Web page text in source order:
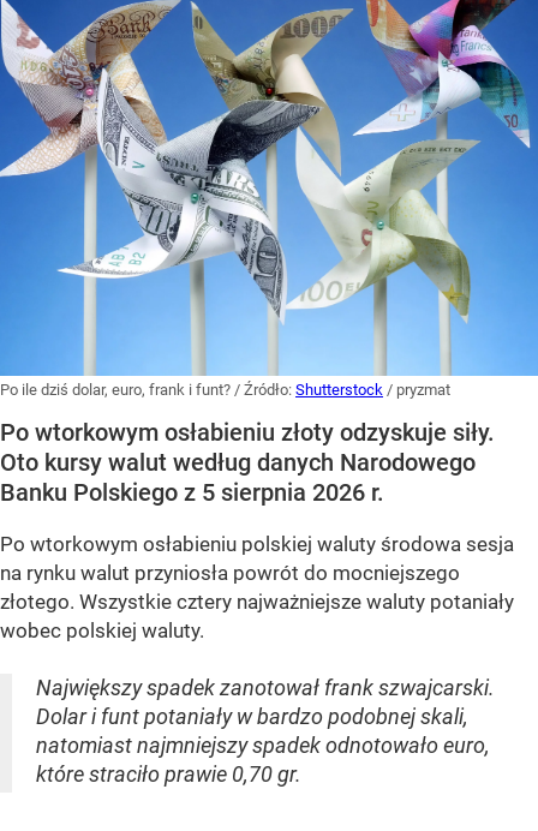
Po ile dziś dolar, euro, frank i funt? / Źródło: Shutterstock / pryzmat
Po wtorkowym osłabieniu złoty odzyskuje siły.
Oto kursy walut według danych Narodowego
Banku Polskiego z 5 sierpnia 2026 r.
Po wtorkowym osłabieniu polskiej waluty środowa sesja
na rynku walut przyniosła powrót do mocniejszego
złotego. Wszystkie cztery najważniejsze waluty potaniały
wobec polskiej waluty.
Największy spadek zanotował frank szwajcarski.
Dolar i funt potaniały w bardzo podobnej skali,
natomiast najmniejszy spadek odnotowało euro,
które straciło prawie 0,70 gr.